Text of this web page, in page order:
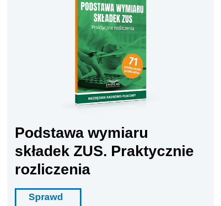
Podstawa wymiaru
składek ZUS. Praktycznie
rozliczenia
Sprawd